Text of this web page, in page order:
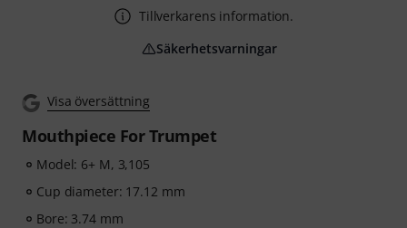
Visa översättning
Mouthpiece For Trumpet
Model: 6+ M, 3,105
Cup diameter: 17.12 mm
Bore: 3.74 mm
Tillverkarens information.
Säkerhetsvarningar